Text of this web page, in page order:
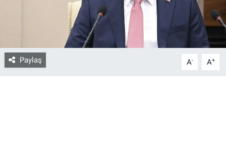
Paylaş A- A+
Gözden Kaçmasın
İletişim (Künye)